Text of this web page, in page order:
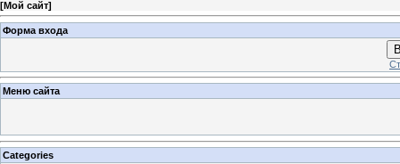
[Мой сайт]
Форма входа
Меню сайта
Categories